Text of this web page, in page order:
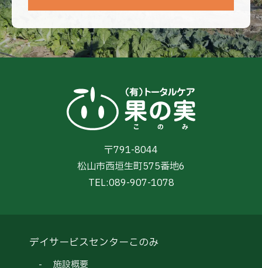
〒791-8044
松山市西垣生町575番地6
TEL:089-907-1078
デイサービスセンターこのみ
施設概要